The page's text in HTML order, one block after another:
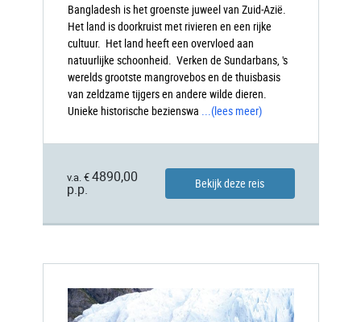
Bangladesh is het groenste juweel van Zuid-Azië.
Het land is doorkruist met rivieren en een rijke
cultuur. Het land heeft een overvloed aan
natuurlijke schoonheid. Verken de Sundarbans, 's
werelds grootste mangrovebos en de thuisbasis
van zeldzame tijgers en andere wilde dieren.
Unieke historische bezienswa ...(lees meer)
v.a. € 4890,00
p.p.
Bekijk deze reis